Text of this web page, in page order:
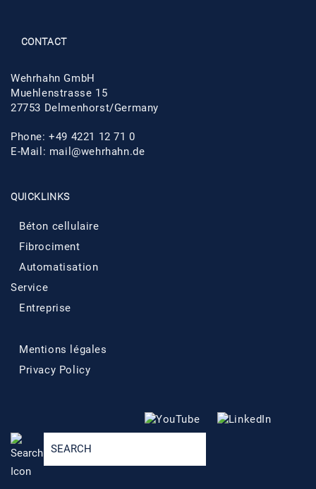
CONTACT
Wehrhahn GmbH
Muehlenstrasse 15
27753 Delmenhorst/Germany
Phone: +49 4221 12 71 0
E-Mail: mail@wehrhahn.de
QUICKLINKS
Béton cellulaire
Fibrociment
Automatisation
Service
Entreprise
Mentions légales
Privacy Policy